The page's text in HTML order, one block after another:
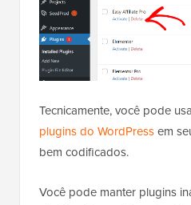
Tecnicamente, você pode
plugins do WordPressem
bem codificados.
Você pode manter plugins